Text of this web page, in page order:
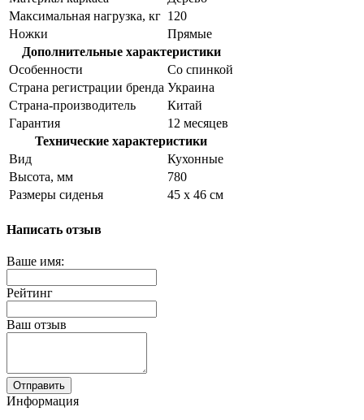
Максимальная нагрузка, кг 120
Ножки
Прямые
Дополнительные характеристики
Особенности
Со спинкой
Страна регистрации бренда Украина
Страна-производитель
Китай
Гарантия
12 месяцев
Технические характеристики
Вид
Кухонные
Высота, мм
780
Размеры сиденья
45 х 46 см
Написать отзыв
Ваше имя:
Рейтинг
Ваш отзыв
Отправить
Информация